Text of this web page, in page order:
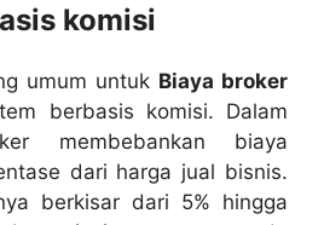
komisi
umum untuk Biaya broker
berbasis komisi. Dalam
membebankan biaya
dari harga jual bisnis.
berkisar dari 5% hingga